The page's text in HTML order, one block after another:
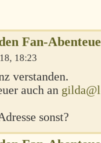
Fan-
18:23
verstanden.
auch an
sonst?